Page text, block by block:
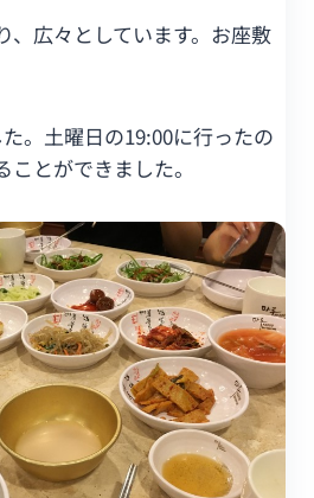
、広々としています。お座敷
。土曜日の19:00に行ったの
とができました。